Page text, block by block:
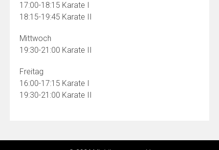
17:00-18:15 Karate I
18:15-19:45 Karate II
Mittwoch
19:30-21:00 Karate II
Freitag
16:00-17:15 Karate I
19:30-21:00 Karate II